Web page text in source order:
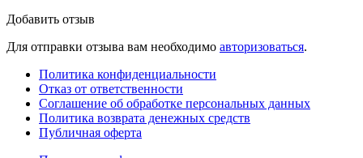
Добавить отзыв
Для отправки отзыва вам необходимо авторизоваться.
Политика конфиденциальности
Отказ от ответственности
Соглашение об обработке персональных данных
Политика возврата денежных средств
Публичная оферта